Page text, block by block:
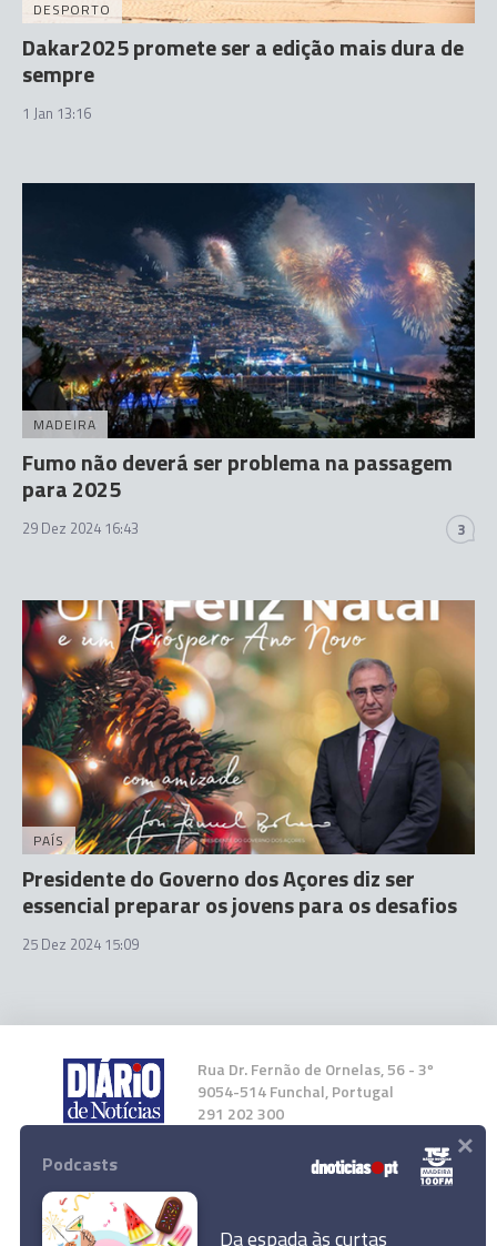
DESPORTO
Dakar2025 promete ser a edição mais dura de
sempre
1 Jan 13:16
MADEIRA
Fumo não deverá ser problema na passagem
para 2025
29 Dez 2024 16:43 3
PAÍS
Presidente do Governo dos Açores diz ser
essencial preparar os jovens para os desafios
25 Dez 2024 15:09
Rua Dr. Fernão de Ornelas, 56 - 3º
9054-514 Funchal, Portugal
291 202 300
Instale a nossa App
Podcasts
Da espada às curtas
×